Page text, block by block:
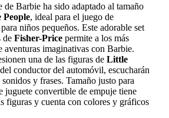
Barbie ha sido adaptado al tamaño
, ideal para el juego de
niños pequeños. Este adorable set
deFisher-Pricepermite a los más
aventuras imaginativas con Barbie.
una de las figuras de Little
conductor del automóvil, escucharán
y frases. Tamaño justo para
juguete convertible de empuje tiene
figuras y cuenta con colores y gráficos